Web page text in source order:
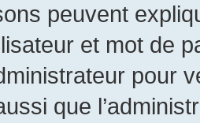
peuvent
et mot de
pour
que